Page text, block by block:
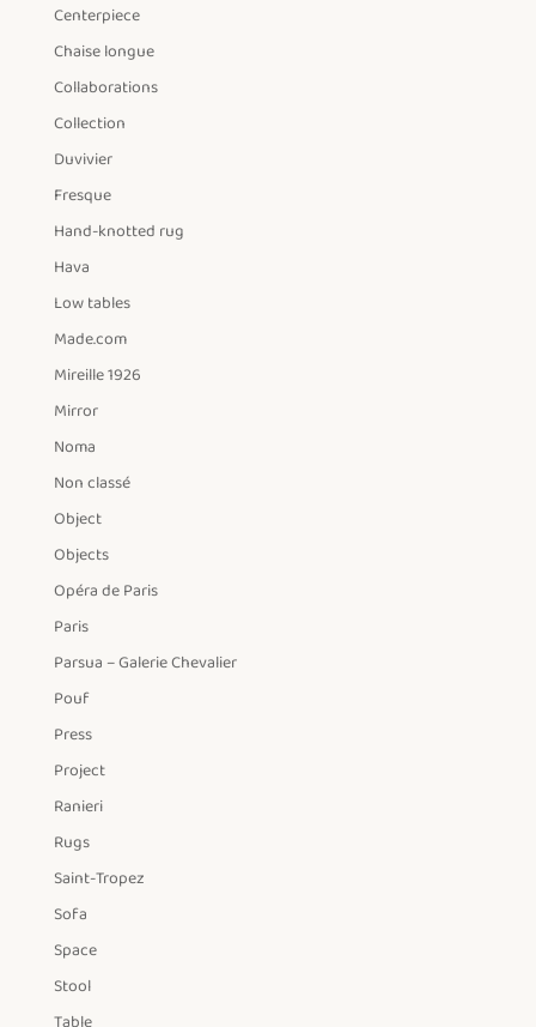
Centerpiece
Chaise longue
Collaborations
Collection
Duvivier
Fresque
Hand-knotted rug
Hava
Low tables
Made.com
Mireille 1926
Mirror
Noma
Non classé
Object
Objects
Opéra de Paris
Paris
Parsua – Galerie Chevalier
Pouf
Press
Project
Ranieri
Rugs
Saint-Tropez
Sofa
Space
Stool